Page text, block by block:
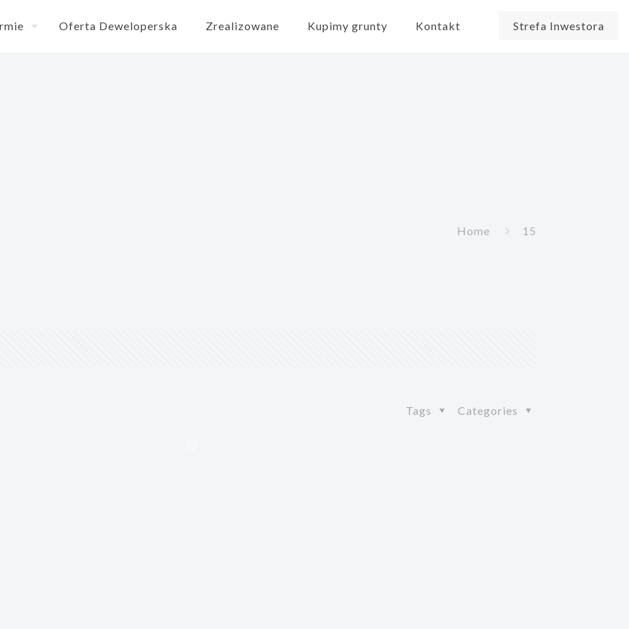
Oferta Deweloperska Zrealizowane Kupimy grunty Kontakt Strefa Inwestora
Home 15
Categories
Tags